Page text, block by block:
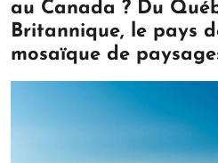
au Canada ? Du
Britannique, le pays
mosaïque de